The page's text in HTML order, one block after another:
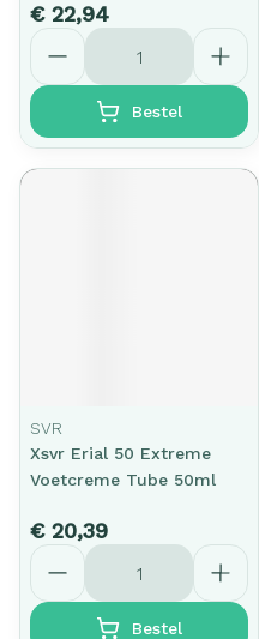
€ 22,94
Aantal
Bestel
SVR
Xsvr Erial 50 Extreme
Voetcreme Tube 50ml
€ 20,39
Aantal
Bestel